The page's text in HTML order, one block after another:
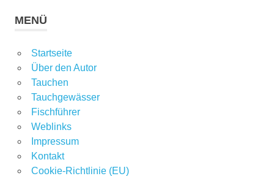
MENÜ
Startseite
Über den Autor
Tauchen
Tauchgewässer
Fischführer
Weblinks
Impressum
Kontakt
Cookie-Richtlinie (EU)